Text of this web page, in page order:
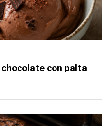
chocolate con palta